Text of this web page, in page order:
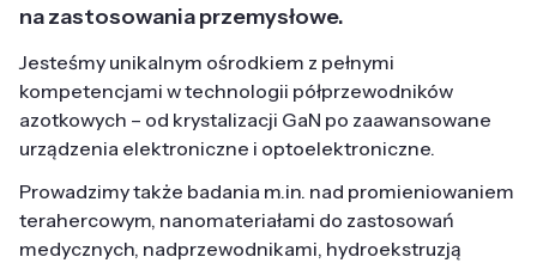
na zastosowania przemysłowe.
Jesteśmy unikalnym ośrodkiem z pełnymi
kompetencjami w technologii półprzewodników
azotkowych – od krystalizacji GaN po zaawansowane
urządzenia elektroniczne i optoelektroniczne.
Prowadzimy także badania m.in. nad promieniowaniem
terahercowym, nanomateriałami do zastosowań
medycznych, nadprzewodnikami, hydroekstruzją